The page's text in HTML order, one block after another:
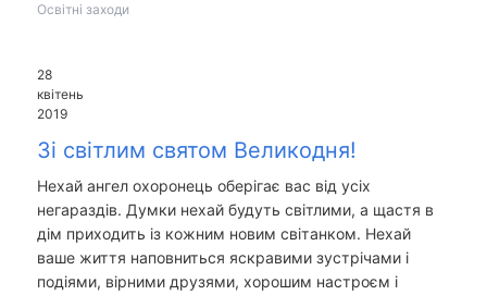
Освітні заходи
28
квітень
2019
Зі світлим святом Великодня!
Нехай ангел охоронець оберігає вас від усіх
негараздів. Думки нехай будуть світлими, а щастя в
дім приходить із кожним новим світанком. Нехай
ваше життя наповниться яскравими зустрічами і
подіями, вірними друзями, хорошим настроєм і